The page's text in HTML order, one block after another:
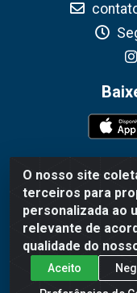
O nosso site
terceiros para
personalizada ao
relevante de
qualidade do
Aceito
WR
1360 - Grogotó